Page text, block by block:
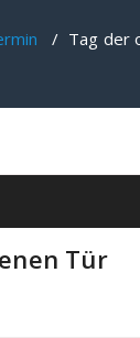
/ Tag der
Tür